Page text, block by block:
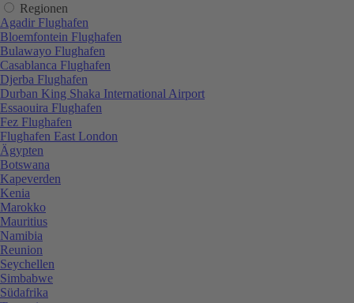
Regionen
Agadir Flughafen
Bloemfontein Flughafen
Bulawayo Flughafen
Casablanca Flughafen
Djerba Flughafen
Durban King Shaka International Airport
Essaouira Flughafen
Fez Flughafen
Flughafen East London
Ägypten
Botswana
Kapeverden
Kenia
Marokko
Mauritius
Namibia
Reunion
Seychellen
Simbabwe
Südafrika